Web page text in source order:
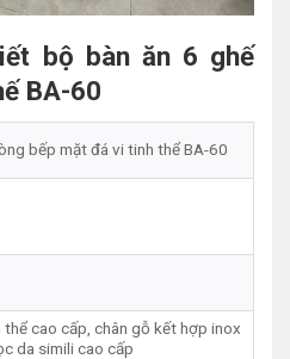
bộ bàn ăn 6 ghế
BA-60
bếp mặt đá vi tinh thể BA-60
cao cấp, chân gỗ kết hợp inox
da simili cao cấp